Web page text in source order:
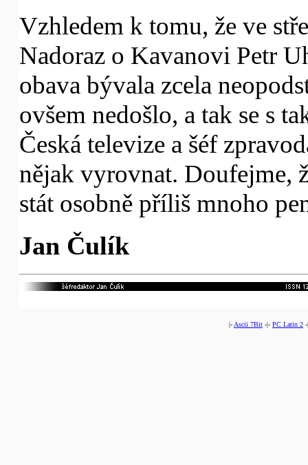
Vzhledem k tomu, že ve
Nadoraz o Kavanovi Petr
obava bývala zcela
ovšem nedošlo, a tak se s
Česká televize a šéf
nějak vyrovnat. Doufejme,
stát osobně příliš mnoho
Jan Čulík
|- Ascii 7Bit -|- PC Latin 2